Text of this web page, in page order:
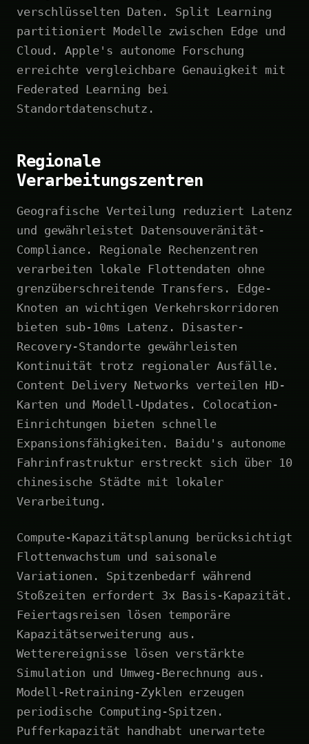
verschlüsselten Daten. Split Learning
partitioniert Modelle zwischen Edge und
Cloud. Apple's autonome Forschung
erreichte vergleichbare Genauigkeit mit
Federated Learning bei
Standortdatenschutz.
Regionale
Verarbeitungszentren
Geografische Verteilung reduziert Latenz
und gewährleistet Datensouveränität-
Compliance. Regionale Rechenzentren
verarbeiten lokale Flottendaten ohne
grenzüberschreitende Transfers. Edge-
Knoten an wichtigen Verkehrskorridoren
bieten sub-10ms Latenz. Disaster-
Recovery-Standorte gewährleisten
Kontinuität trotz regionaler Ausfälle.
Content Delivery Networks verteilen HD-
Karten und Modell-Updates. Colocation-
Einrichtungen bieten schnelle
Expansionsfähigkeiten. Baidu's autonome
Fahrinfrastruktur erstreckt sich über 10
chinesische Städte mit lokaler
Verarbeitung.
Compute-Kapazitätsplanung berücksichtigt
Flottenwachstum und saisonale
Variationen. Spitzenbedarf während
Stoßzeiten erfordert 3x Basis-Kapazität.
Feiertagsreisen lösen temporäre
Kapazitätserweiterung aus.
Wetterereignisse lösen verstärkte
Simulation und Umweg-Berechnung aus.
Modell-Retraining-Zyklen erzeugen
periodische Computing-Spitzen.
Pufferkapazität handhabt unerwartete